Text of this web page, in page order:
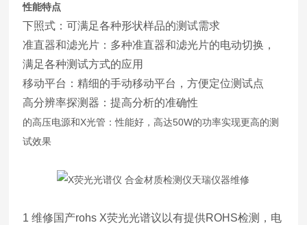
性能特点
下照式：可满足各种形状样品的测试需求
准直器和滤光片：多种准直器和滤光片的电动切换，
满足各种测试方式的应用
移动平台：精细的手动移动平台，方便定位测试点
高分辨率探测器：提高分析的准确性
的高压电源和X光管：性能好，高达50W的功率实现更高的测
试效果
1 维修国产rohs X荧光光谱议以有提供ROHS检测，电